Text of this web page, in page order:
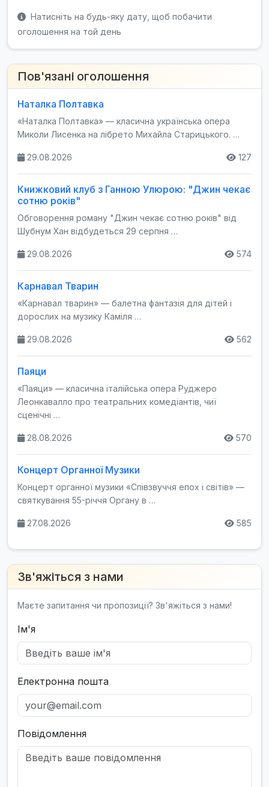
Натисніть на будь-яку дату, щоб побачити
оголошення на той день
Пов'язані оголошення
Наталка Полтавка
«Наталка Полтавка» — класична українська опера
Миколи Лисенка на лібрето Михайла Старицького. …
29.08.2026 127
Книжковий клуб з Ганною Улюрою: "Джин чекає
сотню років"
Обговорення роману "Джин чекає сотню років" від
Шубнум Хан відбудеться 29 серпня …
29.08.2026 574
Карнавал Тварин
«Карнавал тварин» — балетна фантазія для дітей і
дорослих на музику Каміля …
29.08.2026 562
Паяци
«Паяци» — класична італійська опера Руджеро
Леонкавалло про театральних комедіантів, чиї
сценічні …
28.08.2026 570
Концерт Органної Музики
Концерт органної музики «Співзвуччя епох і світів» —
святкування 55-річчя Органу в …
27.08.2026 585
Зв'яжіться з нами
Маєте запитання чи пропозиції? Зв'яжіться з нами!
Ім'я
Електронна пошта
Повідомлення